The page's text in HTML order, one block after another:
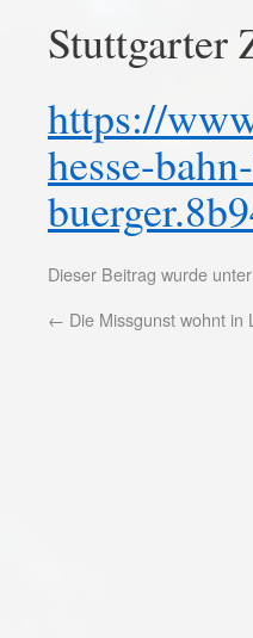
Stuttgarter
https://
hesse-
Dieser Beitrag wurde unter
← Die Missgunst wohnt in